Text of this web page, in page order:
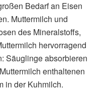
Bedarf an Eisen
Muttermilch und
des Mineralstoffs,
hervorragend
Säuglinge absorbieren
enthaltenen
in der Kuhmilch.